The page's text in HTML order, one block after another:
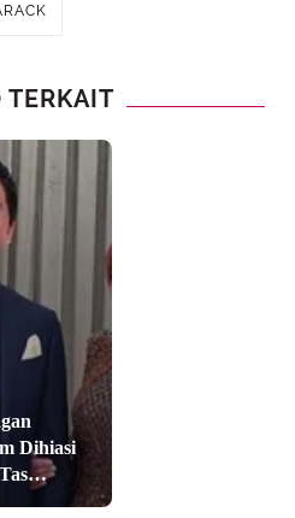
TERKAIT
Dihiasi